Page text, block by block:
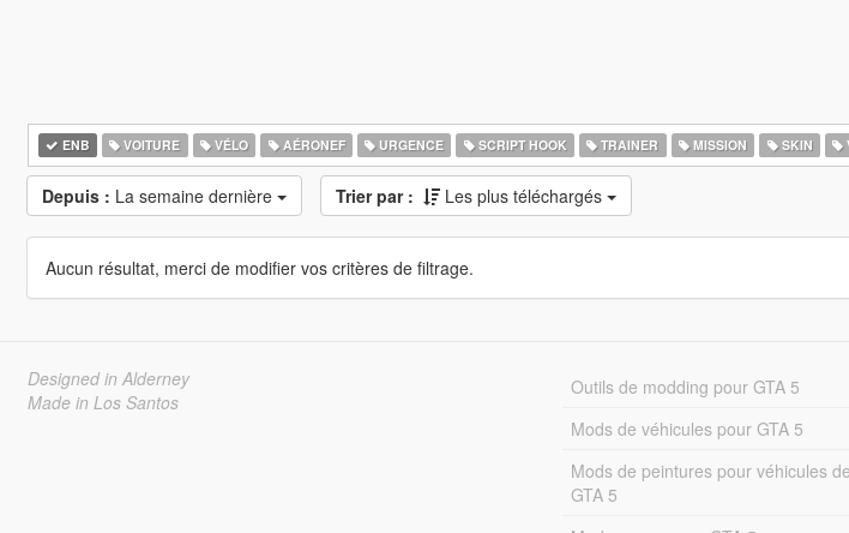
ENB VOITURE VÉLO AÉRONEF URGENCE SCRIPT HOOK TRAINER MISSION SKIN
Depuis : La semaine dernière Trier par : Les plus téléchargés
Aucun résultat, merci de modifier vos critères de filtrage.
Designed in Alderney
Made in Los Santos
Outils de modding pour GTA 5
Mods de véhicules pour GTA 5
Mods de peintures pour véhicules de
GTA 5